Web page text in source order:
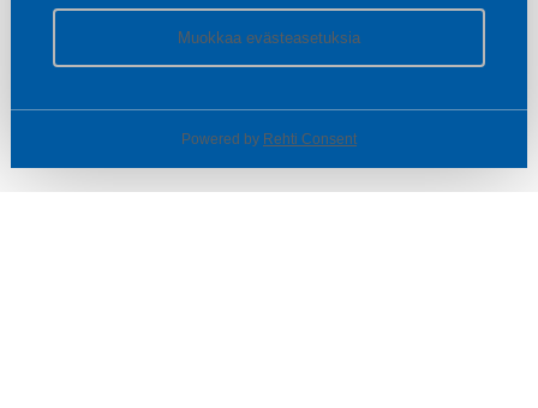
Muokkaa evästeasetuksia
Powered by Rehti Consent